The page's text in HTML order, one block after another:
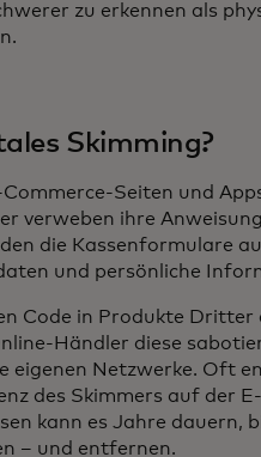
zu erkennen als
Skimming?
Seiten und
verweben ihre
die Kassenformulare
und persönliche
Code in Produkte Dritter
Händler diese
eigenen Netzwerke. Oft
des Skimmers auf der
kann es Jahre dauern,
– und entfernen.